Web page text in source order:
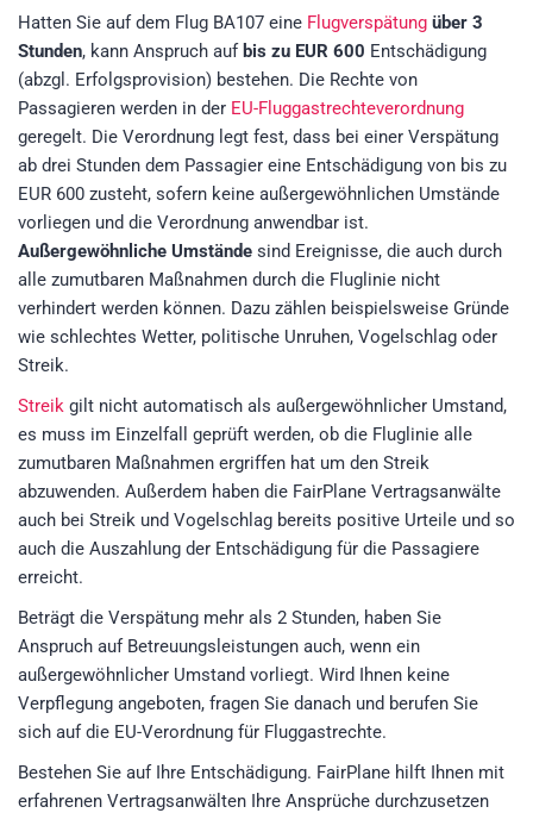
Hatten Sie auf dem Flug BA107 eine Flugverspätung über 3
Stunden, kann Anspruch auf bis zu EUR 600 Entschädigung
(abzgl. Erfolgsprovision) bestehen. Die Rechte von
Passagieren werden in der EU-Fluggastrechteverordnung
geregelt. Die Verordnung legt fest, dass bei einer Verspätung
ab drei Stunden dem Passagier eine Entschädigung von bis zu
EUR 600 zusteht, sofern keine außergewöhnlichen Umstände
vorliegen und die Verordnung anwendbar ist.
Außergewöhnliche Umstände sind Ereignisse, die auch durch
alle zumutbaren Maßnahmen durch die Fluglinie nicht
verhindert werden können. Dazu zählen beispielsweise Gründe
wie schlechtes Wetter, politische Unruhen, Vogelschlag oder
Streik.
Streik gilt nicht automatisch als außergewöhnlicher Umstand,
es muss im Einzelfall geprüft werden, ob die Fluglinie alle
zumutbaren Maßnahmen ergriffen hat um den Streik
abzuwenden. Außerdem haben die FairPlane Vertragsanwälte
auch bei Streik und Vogelschlag bereits positive Urteile und so
auch die Auszahlung der Entschädigung für die Passagiere
erreicht.
Beträgt die Verspätung mehr als 2 Stunden, haben Sie
Anspruch auf Betreuungsleistungen auch, wenn ein
außergewöhnlicher Umstand vorliegt. Wird Ihnen keine
Verpflegung angeboten, fragen Sie danach und berufen Sie
sich auf die EU-Verordnung für Fluggastrechte.
Bestehen Sie auf Ihre Entschädigung. FairPlane hilft Ihnen mit
erfahrenen Vertragsanwälten Ihre Ansprüche durchzusetzen